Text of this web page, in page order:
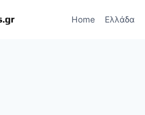
Home Ελλάδα